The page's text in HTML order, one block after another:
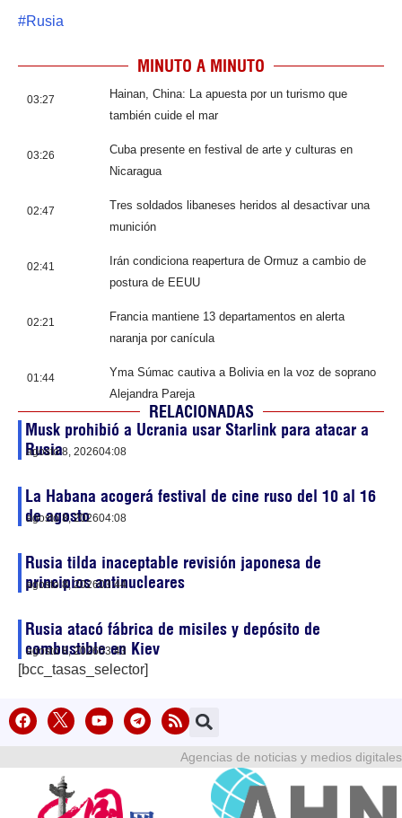
#Rusia
MINUTO A MINUTO
03:27
Hainan, China: La apuesta por un turismo que
también cuide el mar
03:26
Cuba presente en festival de arte y culturas en
Nicaragua
02:47
Tres soldados libaneses heridos al desactivar una
munición
02:41
Irán condiciona reapertura de Ormuz a cambio de
postura de EEUU
02:21
Francia mantiene 13 departamentos en alerta
naranja por canícula
01:44
Yma Súmac cautiva a Bolivia en la voz de soprano
Alejandra Pareja
RELACIONADAS
Musk prohibió a Ucrania usar Starlink para atacar a
Rusia
agosto 8, 202604:08
La Habana acogerá festival de cine ruso del 10 al 16
de agosto
agosto 8, 202604:08
Rusia tilda inaceptable revisión japonesa de
principios antinucleares
agosto 8, 202603:44
Rusia atacó fábrica de misiles y depósito de
combustible en Kiev
agosto 8, 202603:43
[bcc_tasas_selector]
Agencias de noticias y medios digitales